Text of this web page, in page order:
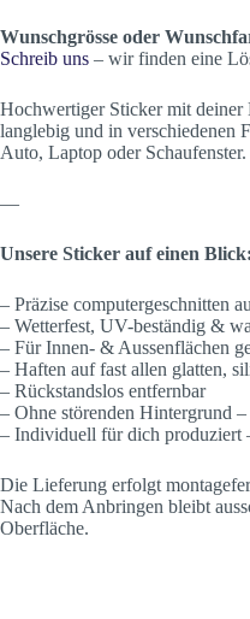
Wunschgrösse oder
Schreib uns – wir finden eine
Hochwertiger Sticker mit deiner
langlebig und in verschiedenen
Auto, Laptop oder Schaufenster.
—
Unsere Sticker auf einen Blick:
– Präzise computergeschnitten
– Wetterfest, UV-beständig &
– Für Innen- & Aussenflächen
– Haften auf fast allen glatten,
– Rückstandslos entfernbar
– Ohne störenden Hintergrund
– Individuell für dich produziert
Die Lieferung erfolgt
Nach dem Anbringen bleibt
Oberfläche.